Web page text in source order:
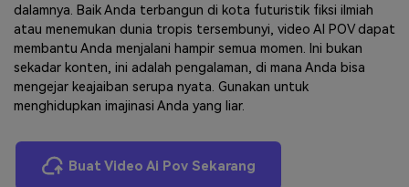
dalamnya. Baik Anda terbangun di kota futuristik fiksi ilmiah
atau menemukan dunia tropis tersembunyi, video AI POV dapat
membantu Anda menjalani hampir semua momen. Ini bukan
sekadar konten, ini adalah pengalaman, di mana Anda bisa
mengejar keajaiban serupa nyata. Gunakan untuk
menghidupkan imajinasi Anda yang liar.
Buat Video Ai Pov Sekarang